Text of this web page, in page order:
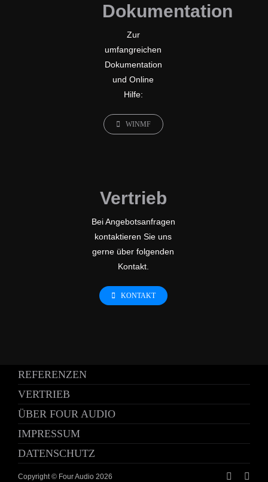
Dokumentation
Zur
umfangreichen
Dokumentation
und Online
Hilfe:
WINMF
Vertrieb
Bei Angebotsanfragen
kontaktieren Sie uns
gerne über folgenden
Kontakt.
KONTAKT
REFERENZEN
VERTRIEB
ÜBER FOUR AUDIO
IMPRESSUM
DATENSCHUTZ
Copyright © Four Audio 2026